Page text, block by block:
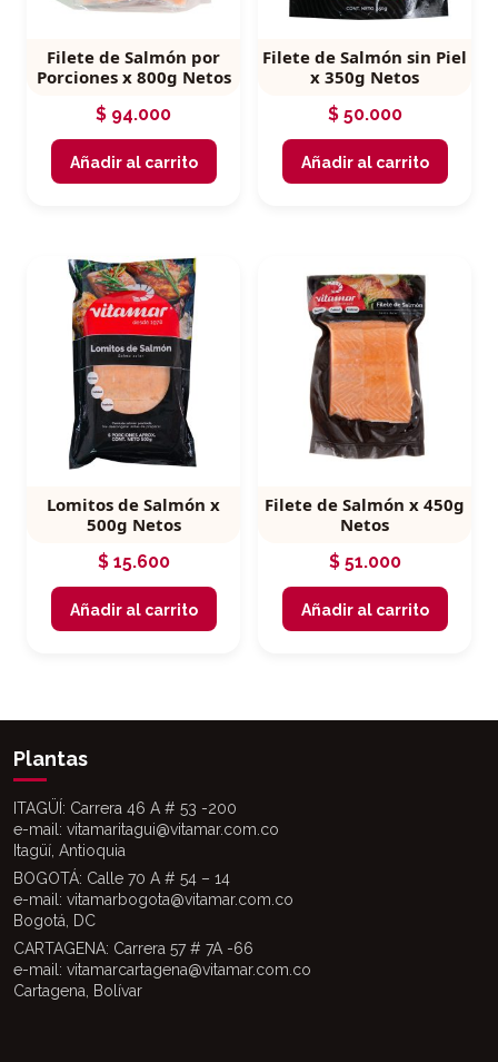
Filete de Salmón por
Porciones x 800g Netos
$ 94.000
Añadir al carrito
Filete de Salmón sin Piel
x 350g Netos
$50.000
Añadir al carrito
Lomitos de Salmón x
500g Netos
$15.600
Añadir al carrito
Filete de Salmón x 450g
Netos
$51.000
Añadir al carrito
Plantas
ITAGÜÍ: Carrera 46 A # 53 -200
e-mail: vitamaritagui@vitamar.com.co
Itagüí, Antioquia
BOGOTÁ: Calle 70 A # 54 – 14
e-mail: vitamarbogota@vitamar.com.co
Bogotá, DC
CARTAGENA: Carrera 57 # 7A -66
e-mail: vitamarcartagena@vitamar.com.co
Cartagena, Bolívar